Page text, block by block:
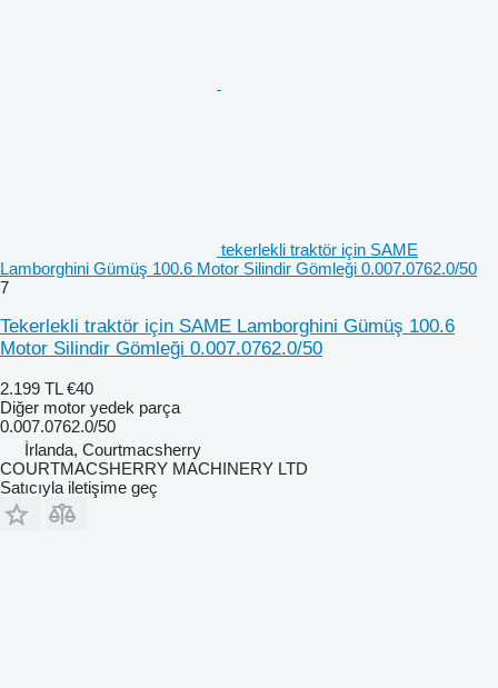
tekerlekli traktör için SAME
Lamborghini Gümüş 100.6 Motor Silindir Gömleği 0.007.0762.0/50
7
Tekerlekli traktör için SAME Lamborghini Gümüş 100.6
Motor Silindir Gömleği 0.007.0762.0/50
2.199 TL €40
Diğer motor yedek parça
0.007.0762.0/50
İrlanda, Courtmacsherry
COURTMACSHERRY MACHINERY LTD
Satıcıyla iletişime geç